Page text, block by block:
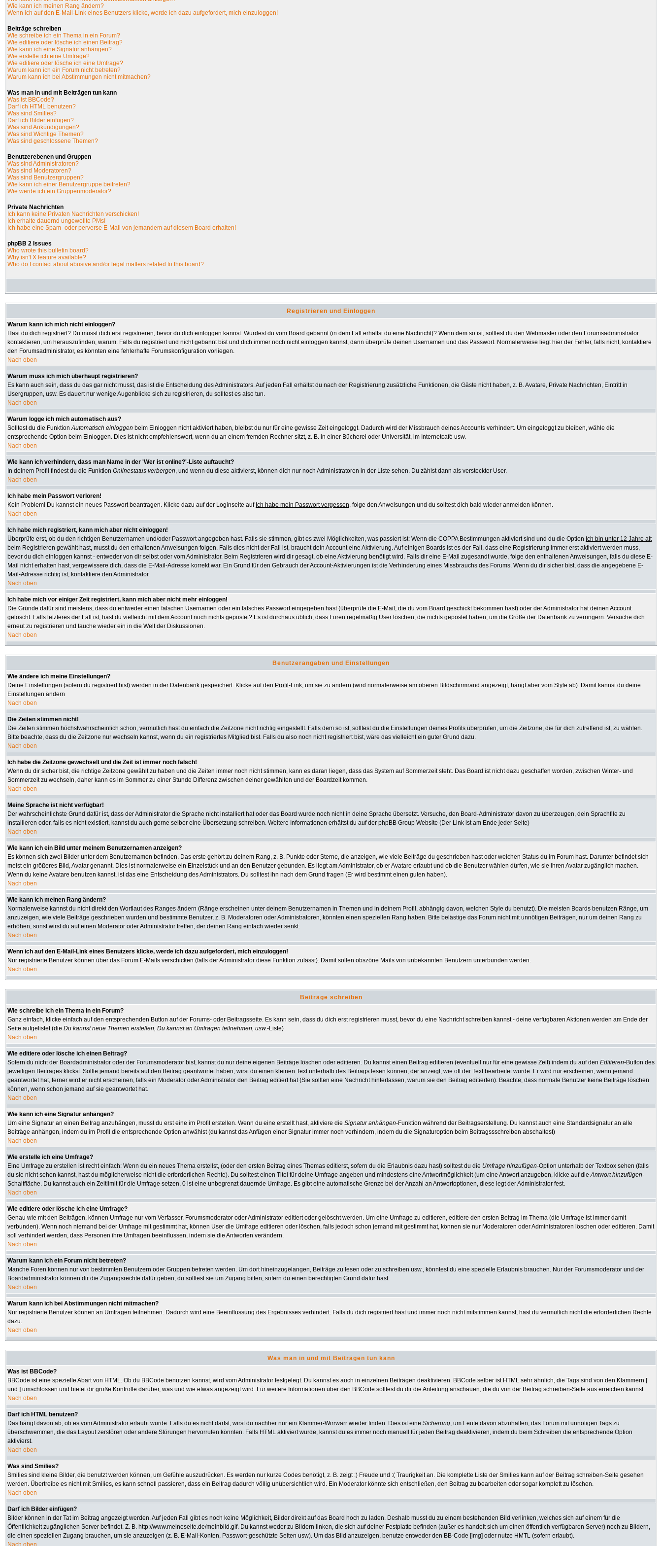
Wie kann ich meinen Rang ändern?
Wenn ich auf den E-Mail-Link eines Benutzers klicke, werde ich dazu aufgefordert, mich einzuloggen!
Beiträge schreiben
Wie schreibe ich ein Thema in ein Forum?
Wie editiere oder lösche ich einen Beitrag?
Wie kann ich eine Signatur anhängen?
Wie erstelle ich eine Umfrage?
Wie editiere oder lösche ich eine Umfrage?
Warum kann ich ein Forum nicht betreten?
Warum kann ich bei Abstimmungen nicht mitmachen?
Was man in und mit Beiträgen tun kann
Was ist BBCode?
Darf ich HTML benutzen?
Was sind Smilies?
Darf ich Bilder einfügen?
Was sind Ankündigungen?
Was sind Wichtige Themen?
Was sind geschlossene Themen?
Benutzerebenen und Gruppen
Was sind Administratoren?
Was sind Moderatoren?
Was sind Benutzergruppen?
Wie kann ich einer Benutzergruppe beitreten?
Wie werde ich ein Gruppenmoderator?
Private Nachrichten
Ich kann keine Privaten Nachrichten verschicken!
Ich erhalte dauernd ungewollte PMs!
Ich habe eine Spam- oder perverse E-Mail von jemandem auf diesem Board erhalten!
phpBB 2 Issues
Who wrote this bulletin board?
Why isn't X feature available?
Who do I contact about abusive and/or legal matters related to this board?
Registrieren und Einloggen
Warum kann ich mich nicht einloggen?
Hast du dich registriert? Du musst dich erst registrieren, bevor du dich einloggen kannst. Wurdest du vom Board gebannt (in dem Fall erhältst du eine Nachricht)? Wenn dem so ist, solltest du den Webmaster oder den Forumsadministrator
kontaktieren, um herauszufinden, warum. Falls du registriert und nicht gebannt bist und dich immer noch nicht einloggen kannst, dann überprüfe deinen Usernamen und das Passwort. Normalerweise liegt hier der Fehler, falls nicht, kontaktiere
den Forumsadministrator, es könnten eine fehlerhafte Forumskonfiguration vorliegen.
Nach oben
Warum muss ich mich überhaupt registrieren?
Es kann auch sein, dass du das gar nicht musst, das ist die Entscheidung des Administrators. Auf jeden Fall erhältst du nach der Registrierung zusätzliche Funktionen, die Gäste nicht haben, z. B. Avatare, Private Nachrichten, Eintritt in
Usergruppen, usw. Es dauert nur wenige Augenblicke sich zu registrieren, du solltest es also tun.
Nach oben
Warum logge ich mich automatisch aus?
Solltest du die FunktionAutomatisch einloggen beim Einloggen nicht aktiviert haben, bleibst du nur für eine gewisse Zeit eingeloggt. Dadurch wird der Missbrauch deines Accounts verhindert. Um eingeloggt zu bleiben, wähle die
entsprechende Option beim Einloggen. Dies ist nicht empfehlenswert, wenn du an einem fremden Rechner sitzt, z. B. in einer Bücherei oder Universität, im Internetcafé usw.
Nach oben
Wie kann ich verhindern, dass man Name in der 'Wer ist online?'-Liste auftaucht?
In deinem Profil findest du die Funktion Onlinestatus verbergen, und wenn du diese aktivierst, können dich nur noch Administratoren in der Liste sehen. Du zählst dann als versteckter User.
Nach oben
Ich habe mein Passwort verloren!
Kein Problem! Du kannst ein neues Passwort beantragen. Klicke dazu auf der Loginseite auf Ich habe mein Passwort vergessen, folge den Anweisungen und du solltest dich bald wieder anmelden können.
Nach oben
Ich habe mich registriert, kann mich aber nicht einloggen!
Überprüfe erst, ob du den richtigen Benutzernamen und/oder Passwort angegeben hast. Falls sie stimmen, gibt es zwei Möglichkeiten, was passiert ist: Wenn die COPPA Bestimmungen aktiviert sind und du die Option Ich bin unter 12 Jahre alt
beim Registrieren gewählt hast, musst du den erhaltenen Anweisungen folgen. Falls dies nicht der Fall ist, braucht dein Account eine Aktivierung. Auf einigen Boards ist es der Fall, dass eine Registrierung immer erst aktiviert werden muss,
bevor du dich einloggen kannst - entweder von dir selbst oder vom Administrator. Beim Registrieren wird dir gesagt, ob eine Aktivierung benötigt wird. Falls dir eine E-Mail zugesandt wurde, folge den enthaltenen Anweisungen, falls du diese E-
Mail nicht erhalten hast, vergewissere dich, dass die E-Mail-Adresse korrekt war. Ein Grund für den Gebrauch der Account-Aktivierungen ist die Verhinderung eines Missbrauchs des Forums. Wenn du dir sicher bist, dass die angegebene E-
Mail-Adresse richtig ist, kontaktiere den Administrator.
Nach oben
Ich habe mich vor einiger Zeit registriert, kann mich aber nicht mehr einloggen!
Die Gründe dafür sind meistens, dass du entweder einen falschen Usernamen oder ein falsches Passwort eingegeben hast (überprüfe die E-Mail, die du vom Board geschickt bekommen hast) oder der Administrator hat deinen Account
gelöscht. Falls letzteres der Fall ist, hast du vielleicht mit dem Account noch nichts gepostet? Es ist durchaus üblich, dass Foren regelmäßig User löschen, die nichts gepostet haben, um die Größe der Datenbank zu verringern. Versuche dich
erneut zu registrieren und tauche wieder ein in die Welt der Diskussionen.
Nach oben
Benutzerangaben und Einstellungen
Wie ändere ich meine Einstellungen?
Deine Einstellungen (sofern du registriert bist) werden in der Datenbank gespeichert. Klicke auf den Profil -Link, um sie zu ändern (wird normalerweise am oberen Bildschirmrand angezeigt, hängt aber vom Style ab). Damit kannst du deine
Einstellungen ändern
Nach oben
Die Zeiten stimmen nicht!
Die Zeiten stimmen höchstwahrscheinlich schon, vermutlich hast du einfach die Zeitzone nicht richtig eingestellt. Falls dem so ist, solltest du die Einstellungen deines Profils überprüfen, um die Zeitzone, die für dich zutreffend ist, zu wählen.
Bitte beachte, dass du die Zeitzone nur wechseln kannst, wenn du ein registriertes Mitglied bist. Falls du also noch nicht registriert bist, wäre das vielleicht ein guter Grund dazu.
Nach oben
Ich habe die Zeitzone gewechselt und die Zeit ist immer noch falsch!
Wenn du dir sicher bist, die richtige Zeitzone gewählt zu haben und die Zeiten immer noch nicht stimmen, kann es daran liegen, dass das System auf Sommerzeit steht. Das Board ist nicht dazu geschaffen worden, zwischen Winter- und
Sommerzeit zu wechseln, daher kann es im Sommer zu einer Stunde Differenz zwischen deiner gewählten und der Boardzeit kommen.
Nach oben
Meine Sprache ist nicht verfügbar!
Der wahrscheinlichste Grund dafür ist, dass der Administrator die Sprache nicht installiert hat oder das Board wurde noch nicht in deine Sprache übersetzt. Versuche, den Board-Administrator davon zu überzeugen, dein Sprachfile zu
installieren oder, falls es nicht existiert, kannst du auch gerne selber eine Übersetzung schreiben. Weitere Informationen erhältst du auf der phpBB Group Website (Der Link ist am Ende jeder Seite)
Nach oben
Wie kann ich ein Bild unter meinem Benutzernamen anzeigen?
Es können sich zwei Bilder unter dem Benutzernamen befinden. Das erste gehört zu deinem Rang, z. B. Punkte oder Sterne, die anzeigen, wie viele Beiträge du geschrieben hast oder welchen Status du im Forum hast. Darunter befindet sich
meist ein größeres Bild, Avatar genannt. Dies ist normalerweise ein Einzelstück und an den Benutzer gebunden. Es liegt am Administrator, ob er Avatare erlaubt und ob die Benutzer wählen dürfen, wie sie ihren Avatar zugänglich machen.
Wenn du keine Avatare benutzen kannst, ist das eine Entscheidung des Administrators. Du solltest ihn nach dem Grund fragen (Er wird bestimmt einen guten haben).
Nach oben
Wie kann ich meinen Rang ändern?
Normalerweise kannst du nicht direkt den Wortlaut des Ranges ändern (Ränge erscheinen unter deinem Benutzernamen in Themen und in deinem Profil, abhängig davon, welchen Style du benutzt). Die meisten Boards benutzen Ränge, um
anzuzeigen, wie viele Beiträge geschrieben wurden und bestimmte Benutzer, z. B. Moderatoren oder Administratoren, könnten einen speziellen Rang haben. Bitte belästige das Forum nicht mit unnötigen Beiträgen, nur um deinen Rang zu
erhöhen, sonst wirst du auf einen Moderator oder Administrator treffen, der deinen Rang einfach wieder senkt.
Nach oben
Wenn ich auf den E-Mail-Link eines Benutzers klicke, werde ich dazu aufgefordert, mich einzuloggen!
Nur registrierte Benutzer können über das Forum E-Mails verschicken (falls der Administrator diese Funktion zulässt). Damit sollen obszöne Mails von unbekannten Benutzern unterbunden werden.
Nach oben
Beiträge schreiben
Wie schreibe ich ein Thema in ein Forum?
Ganz einfach, klicke einfach auf den entsprechenden Button auf der Forums- oder Beitragsseite. Es kann sein, dass du dich erst registrieren musst, bevor du eine Nachricht schreiben kannst - deine verfügbaren Aktionen werden am Ende der
Seite aufgelistet (die Du kannst neue Themen erstellen, Du kannst an Umfragen teilnehmen, usw.-Liste)
Nach oben
Wie editiere oder lösche ich einen Beitrag?
Sofern du nicht der Boardadministrator oder der Forumsmoderator bist, kannst du nur deine eigenen Beiträge löschen oder editieren. Du kannst einen Beitrag editieren (eventuell nur für eine gewisse Zeit) indem du auf den Editieren-Button des
jeweiligen Beitrages klickst. Sollte jemand bereits auf den Beitrag geantwortet haben, wirst du einen kleinen Text unterhalb des Beitrags lesen können, der anzeigt, wie oft der Text bearbeitet wurde. Er wird nur erscheinen, wenn jemand
geantwortet hat, ferner wird er nicht erscheinen, falls ein Moderator oder Administrator den Beitrag editiert hat (Sie sollten eine Nachricht hinterlassen, warum sie den Beitrag editierten). Beachte, dass normale Benutzer keine Beiträge löschen
können, wenn schon jemand auf sie geantwortet hat.
Nach oben
Wie kann ich eine Signatur anhängen?
Um eine Signatur an einen Beitrag anzuhängen, musst du erst eine im Profil erstellen. Wenn du eine erstellt hast, aktiviere die Signatur anhängen-Funktion während der Beitragserstellung. Du kannst auch eine Standardsignatur an alle
Beiträge anhängen, indem du im Profil die entsprechende Option anwählst (du kannst das Anfügen einer Signatur immer noch verhindern, indem du die Signaturoption beim Beitragssschreiben abschaltest)
Nach oben
Wie erstelle ich eine Umfrage?
Eine Umfrage zu erstellen ist recht einfach: Wenn du ein neues Thema erstellst, (oder den ersten Beitrag eines Themas editierst, sofern du die Erlaubnis dazu hast) solltest du die Umfrage hinzufügen-Option unterhalb der Textbox sehen (falls
du sie nicht sehen kannst, hast du möglicherweise nicht die erforderlichen Rechte). Du solltest einen Titel für deine Umfrage angeben und mindestens eine Antwortmöglichkeit (um eine Antwort anzugeben, klicke auf dieAntwort hinzufügen-
Schaltfläche. Du kannst auch ein Zeitlimit für die Umfrage setzen, 0 ist eine unbegrenzt dauernde Umfrage. Es gibt eine automatische Grenze bei der Anzahl an Antwortoptionen, diese legt der Administrator fest.
Nach oben
Wie editiere oder lösche ich eine Umfrage?
Genau wie mit den Beiträgen, können Umfrage nur vom Verfasser, Forumsmoderator oder Administrator editiert oder gelöscht werden. Um eine Umfrage zu editieren, editiere den ersten Beitrag im Thema (die Umfrage ist immer damit
verbunden). Wenn noch niemand bei der Umfrage mit gestimmt hat, können User die Umfrage editieren oder löschen, falls jedoch schon jemand mit gestimmt hat, können sie nur Moderatoren oder Administratoren löschen oder editieren. Damit
soll verhindert werden, dass Personen ihre Umfragen beeinflussen, indem sie die Antworten verändern.
Nach oben
Warum kann ich ein Forum nicht betreten?
Manche Foren können nur von bestimmten Benutzern oder Gruppen betreten werden. Um dort hineinzugelangen, Beiträge zu lesen oder zu schreiben usw., könntest du eine spezielle Erlaubnis brauchen. Nur der Forumsmoderator und der
Boardadministrator können dir die Zugangsrechte dafür geben, du solltest sie um Zugang bitten, sofern du einen berechtigten Grund dafür hast.
Nach oben
Warum kann ich bei Abstimmungen nicht mitmachen?
Nur registrierte Benutzer können an Umfragen teilnehmen. Dadurch wird eine Beeinflussung des Ergebnisses verhindert. Falls du dich registriert hast und immer noch nicht mitstimmen kannst, hast du vermutlich nicht die erforderlichen Rechte
dazu.
Nach oben
Was man in und mit Beiträgen tun kann
Was ist BBCode?
BBCode ist eine spezielle Abart von HTML. Ob du BBCode benutzen kannst, wird vom Administrator festgelegt. Du kannst es auch in einzelnen Beiträgen deaktivieren. BBCode selber ist HTML sehr ähnlich, die Tags sind von den Klammern [
und ] umschlossen und bietet dir große Kontrolle darüber, was und wie etwas angezeigt wird. Für weitere Informationen über den BBCode solltest du dir die Anleitung anschauen, die du von der Beitrag schreiben-Seite aus erreichen kannst.
Nach oben
Darf ich HTML benutzen?
Das hängt davon ab, ob es vom Administrator erlaubt wurde. Falls du es nicht darfst, wirst du nachher nur ein Klammer-Wirrwarr wieder finden. Dies ist eine Sicherung, um Leute davon abzuhalten, das Forum mit unnötigen Tags zu
überschwemmen, die das Layout zerstören oder andere Störungen hervorrufen könnten. Falls HTML aktiviert wurde, kannst du es immer noch manuell für jeden Beitrag deaktivieren, indem du beim Schreiben die entsprechende Option
aktivierst.
Nach oben
Was sind Smilies?
Smilies sind kleine Bilder, die benutzt werden können, um Gefühle auszudrücken. Es werden nur kurze Codes benötigt, z. B. zeigt :) Freude und :( Traurigkeit an. Die komplette Liste der Smilies kann auf der Beitrag schreiben-Seite gesehen
werden. Übertreibe es nicht mit Smilies, es kann schnell passieren, dass ein Beitrag dadurch völlig unübersichtlich wird. Ein Moderator könnte sich entschließen, den Beitrag zu bearbeiten oder sogar komplett zu löschen.
Nach oben
Darf ich Bilder einfügen?
Bilder können in der Tat im Beitrag angezeigt werden. Auf jeden Fall gibt es noch keine Möglichkeit, Bilder direkt auf das Board hoch zu laden. Deshalb musst du zu einem bestehenden Bild verlinken, welches sich auf einem für die
Öffentlichkeit zugänglichen Server befindet. Z. B. http://www.meineseite.de/meinbild.gif. Du kannst weder zu Bildern linken, die sich auf deiner Festplatte befinden (außer es handelt sich um einen öffentlich verfügbaren Server) noch zu Bildern,
die einen speziellen Zugang brauchen, um sie anzuzeigen (z. B. E-Mail-Konten, Passwort-geschützte Seiten usw). Um das Bild anzuzeigen, benutze entweder den BB-Code [img] oder nutze HMTL (sofern erlaubt).
Nach oben